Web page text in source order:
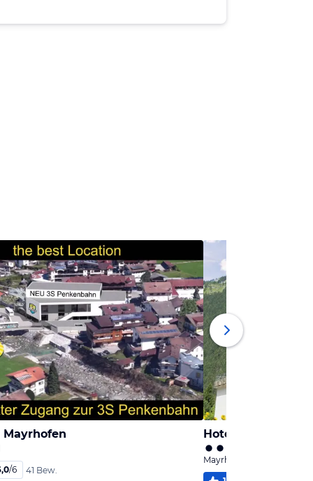
Mayrhofen
/6 41 Bew.
Hotel Garni
Mayrhofen, Tirol